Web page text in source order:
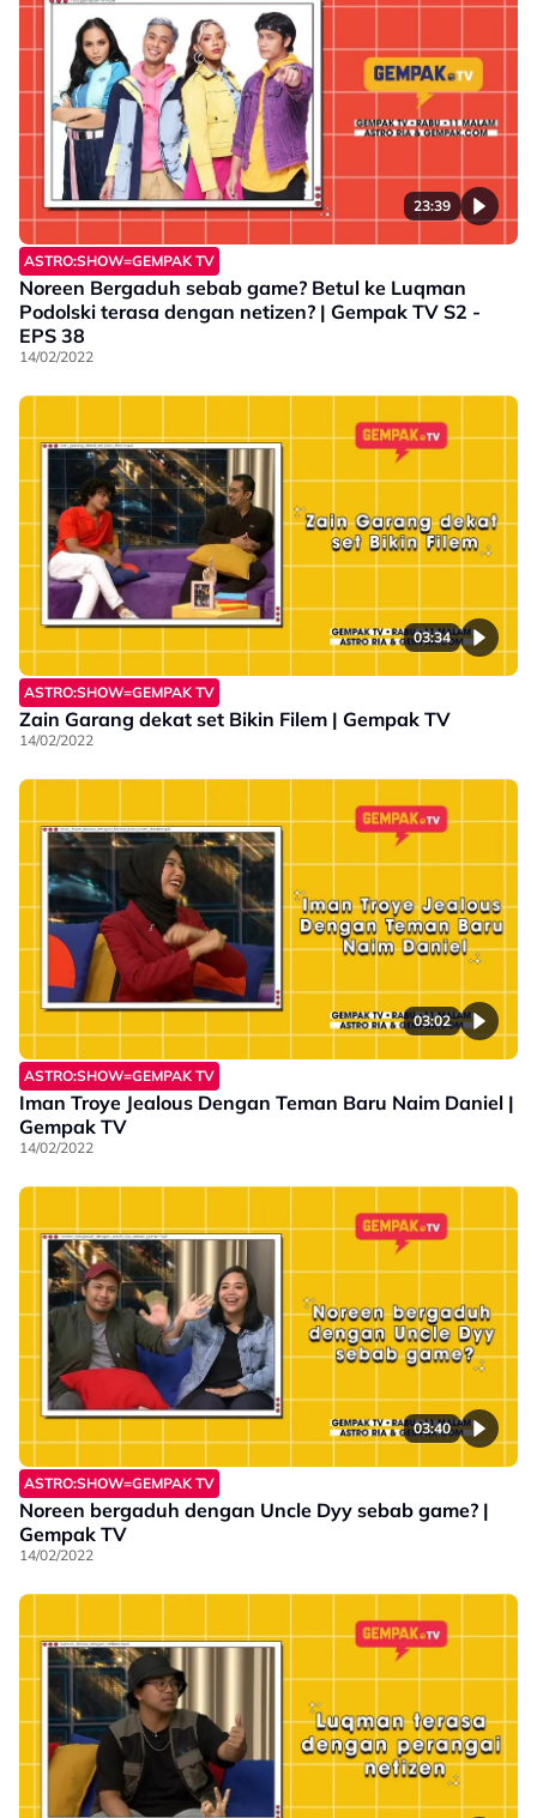
23:39
ASTRO:SHOW=GEMPAK TV
Noreen Bergaduh sebab game? Betul ke Luqman
Podolski terasa dengan netizen? | Gempak TV S2 -
EPS 38
14/02/2022
03:34
ASTRO:SHOW=GEMPAK TV
Zain Garang dekat set Bikin Filem | Gempak TV
14/02/2022
03:02
ASTRO:SHOW=GEMPAK TV
Iman Troye Jealous Dengan Teman Baru Naim Daniel |
Gempak TV
14/02/2022
03:40
ASTRO:SHOW=GEMPAK TV
Noreen bergaduh dengan Uncle Dyy sebab game? |
Gempak TV
14/02/2022